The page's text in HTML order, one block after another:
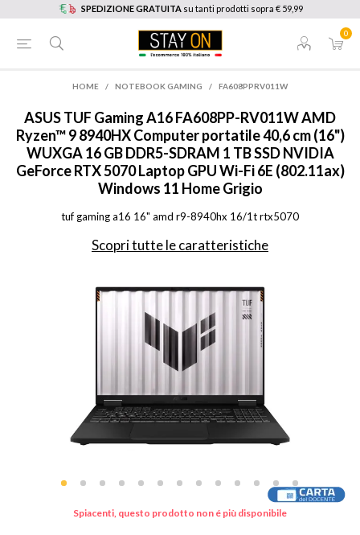
SPEDIZIONE GRATUITA su tanti prodotti sopra € 59,99
0
HOME / NOTEBOOK GAMING / FA608PPRV011W
ASUSTUF Gaming A16 FA608PP-RV011W AMD
Ryzen™ 9 8940HX Computer portatile 40,6 cm (16")
WUXGA 16 GB DDR5-SDRAM 1 TB SSD NVIDIA
GeForce RTX 5070 Laptop GPU Wi-Fi 6E (802.11ax)
Windows 11 Home Grigio
tuf gaming a16 16" amd r9-8940hx 16/1t rtx5070
Scopri tutte le caratteristiche
Spiacenti, questo prodotto non é più disponibile